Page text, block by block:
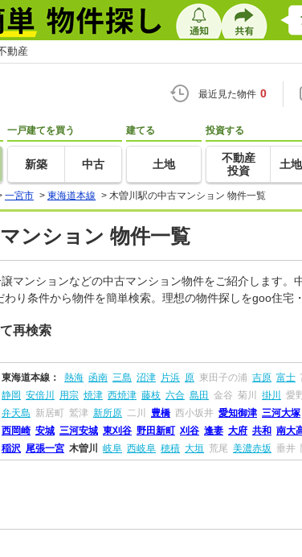
動産
最近見た物件 0
一戸建てを買う
新築 中古
建てる
土地
投資する
不動産
投資
土
一宮市 > 東海道本線 > 木曽川駅の中古マンション 物件一覧
ンション 物件一覧
マンションなどの中古マンション物件をご紹介します。
り条件から物件を簡単検索。理想の物件探しをgoo住宅
再検索
東海道本線： 熱海 函南 三島 沼津 片浜 原 東田子の浦 吉原 富士
静岡 安倍川 用宗 焼津 西焼津 藤枝 六合 島田 金谷 菊川 掛川 愛
弁天島 新居町 鷲津 新所原 二川 豊橋 西小坂井 愛知御津 三河大塚
西岡崎 安城 三河安城 東刈谷 野田新町 刈谷 逢妻 大府 共和 南大
稲沢 尾張一宮 木曽川 岐阜 西岐阜 穂積 大垣 荒尾 美濃赤坂 垂井